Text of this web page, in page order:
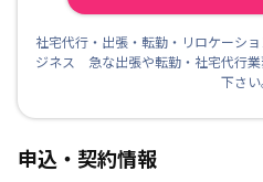
社宅代行・出張・転勤・リロケーシ
ジネス 急な出張や転勤・社宅代行
下さい
申込・契約情報